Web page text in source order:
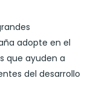
adopte en el
que ayuden a
del desarrollo